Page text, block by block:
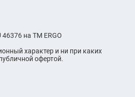
на ТМ ERGO
характер и ни при каких
офертой.